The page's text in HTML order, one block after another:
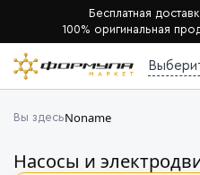
Бесплатная
100% оригинальная
Вы здесьNoname
Насосы и